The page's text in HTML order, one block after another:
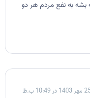
بشه به نفع مردم هر دو